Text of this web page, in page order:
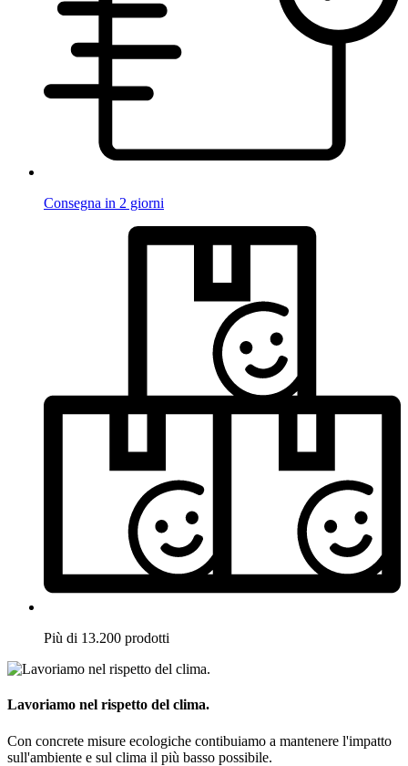
Consegna in 2 giorni
Più di 13.200 prodotti
Lavoriamo nel rispetto del clima.
Con concrete misure ecologiche contibuiamo a mantenere l'impatto
sull'ambiente e sul clima il più basso possibile.